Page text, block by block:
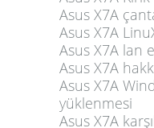
Asus X7A
Asus X7A
Asus X7A lan
Asus X7A
Asus X7A
yüklenmesi
Asus X7A